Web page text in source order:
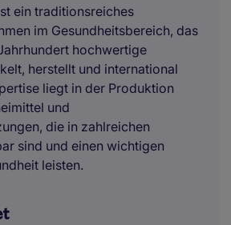
ein traditionsreiches
im Gesundheitsbereich, das
hochwertige
herstellt und international
liegt in der Produktion
und
die in zahlreichen
sind und einen wichtigen
leisten.